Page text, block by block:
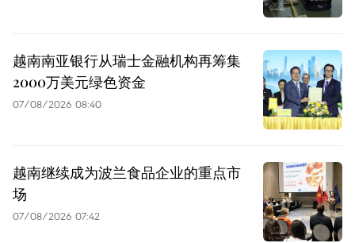
越南南亚银行从瑞士金融机构再筹集
2000万美元绿色资金
07/08/2026 08:40
越南继续成为波兰食品企业的重点市
场
07/08/2026 07:42